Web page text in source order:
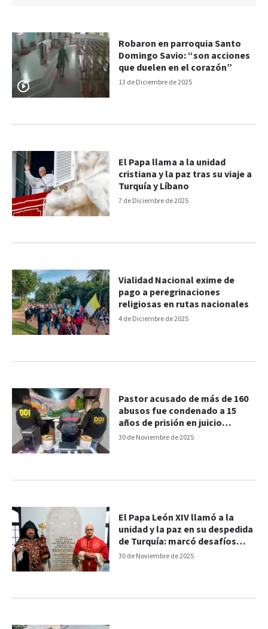
13 de Diciembre de 2025
Robaron en parroquia Santo
Domingo Savio: “son acciones
que duelen en el corazón”
7 de Diciembre de 2025
El Papa llama a la unidad
cristiana y la paz tras su viaje a
Turquía y Líbano
4 de Diciembre de 2025
Vialidad Nacional exime de
pago a peregrinaciones
religiosas en rutas nacionales
30 de Noviembre de 2025
Pastor acusado de más de 160
abusos fue condenado a 15
años de prisión en juicio
abreviado
30 de Noviembre de 2025
El Papa León XIV llamó a la
unidad y la paz en su despedida
de Turquía: marcó desafíos
para las Iglesias